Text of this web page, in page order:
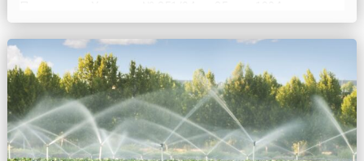
честь принятия Союза журналистов Украины в 1992 году
в Международную федерацию журналистов.Союз
журналистов Украины был создан 23 апреля 1959 года и
в эпоху существования СССР бы...